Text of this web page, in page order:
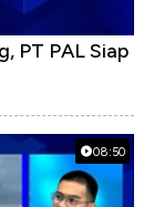
PT PAL Siap
08:50